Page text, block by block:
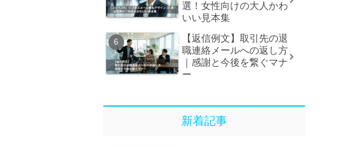
選！女性向けの大人かわ
いい見本集
【返信例文】取引先の退
職連絡メールへの返し方
｜感謝と今後を繋ぐマナ
ー
新着記事